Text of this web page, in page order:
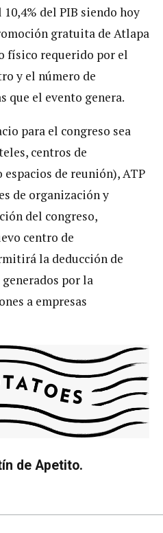
del PIB siendo hoy
gratuita de Atlapa
físico requerido por el
y el número de
que el evento genera.
para el congreso sea
centros de
de reunión), ATP
de organización y
del congreso,
centro de
la deducción de
por la
a empresas
de Apetito.